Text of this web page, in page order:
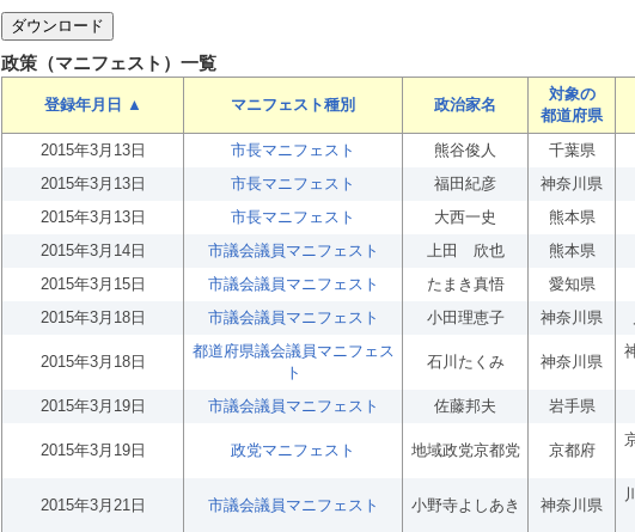
政策（マニフェスト）一覧
登録年月日 ▲ マニフェスト種別 政治家名
対象の
都道府県
2015年3月13日
市長マニフェスト 熊谷俊人 千葉県
2015年3月13日
市長マニフェスト 福田紀彦 神奈川県
2015年3月13日
市長マニフェスト 大西一史 熊本県
2015年3月14日
市議会議員マニフェスト 上田 欣也 熊本県
2015年3月15日
市議会議員マニフェスト たまき真悟 愛知県
2015年3月18日
市議会議員マニフェスト 小田理恵子 神奈川県
2015年3月18日
都道府県議会議員マニフェス
ト
石川たくみ 神奈川県
2015年3月19日 市議会議員マニフェスト 佐藤邦夫 岩手県
2015年3月19日 政党マニフェスト 地域政党京都党 京都府
2015年3月21日 市議会議員マニフェスト 小野寺よしあき 神奈川県